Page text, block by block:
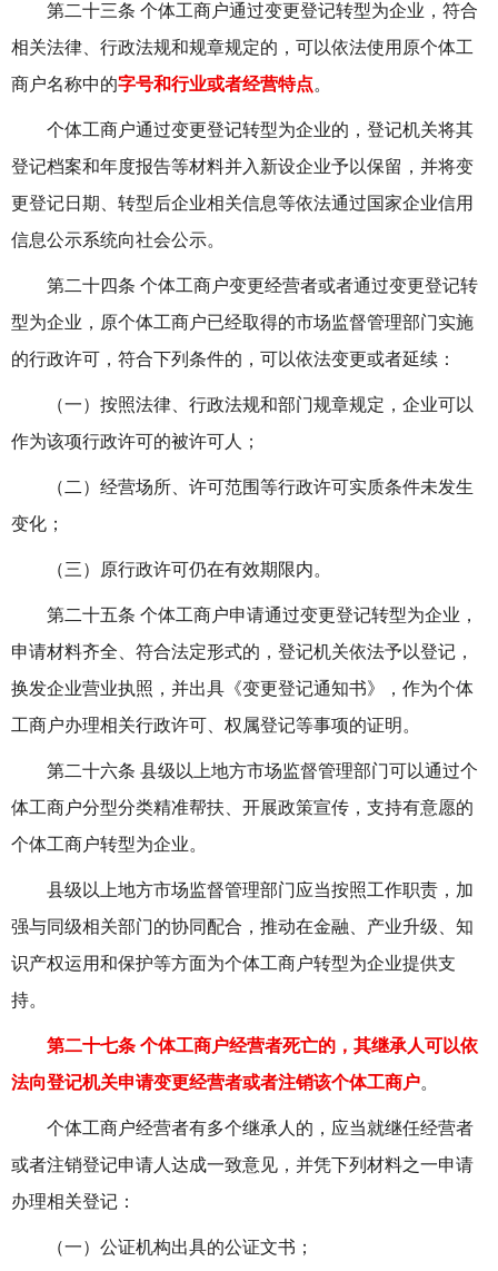
第二十三条 个体工商户通过变更登记转型为企业，符合
相关法律、行政法规和规章规定的，可以依法使用原个体工
商户名称中的字号和行业或者经营特点。
个体工商户通过变更登记转型为企业的，登记机关将其
登记档案和年度报告等材料并入新设企业予以保留，并将变
更登记日期、转型后企业相关信息等依法通过国家企业信用
信息公示系统向社会公示。
第二十四条 个体工商户变更经营者或者通过变更登记转
型为企业，原个体工商户已经取得的市场监督管理部门实施
的行政许可，符合下列条件的，可以依法变更或者延续：
（一）按照法律、行政法规和部门规章规定，企业可以
作为该项行政许可的被许可人；
（二）经营场所、许可范围等行政许可实质条件未发生
变化；
（三）原行政许可仍在有效期限内。
第二十五条 个体工商户申请通过变更登记转型为企业，
申请材料齐全、符合法定形式的，登记机关依法予以登记，
换发企业营业执照，并出具《变更登记通知书》，作为个体
工商户办理相关行政许可、权属登记等事项的证明。
第二十六条 县级以上地方市场监督管理部门可以通过个
体工商户分型分类精准帮扶、开展政策宣传，支持有意愿的
个体工商户转型为企业。
县级以上地方市场监督管理部门应当按照工作职责，加
强与同级相关部门的协同配合，推动在金融、产业升级、知
识产权运用和保护等方面为个体工商户转型为企业提供支
持。
第二十七条 个体工商户经营者死亡的，其继承人可以依
法向登记机关申请变更经营者或者注销该个体工商户。
个体工商户经营者有多个继承人的，应当就继任经营者
或者注销登记申请人达成一致意见，并凭下列材料之一申请
办理相关登记：
（一）公证机构出具的公证文书；